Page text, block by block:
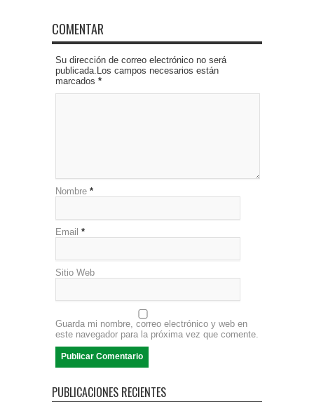
COMENTAR
Su dirección de correo electrónico no será
publicada.Los campos necesarios están
marcados *
Nombre *
Email *
Sitio Web
Guarda mi nombre, correo electrónico y web en
este navegador para la próxima vez que comente.
PUBLICACIONES RECIENTES